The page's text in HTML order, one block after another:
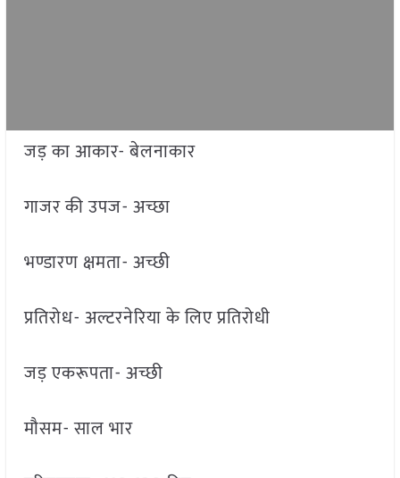
जड़ का आकार- बेलनाकार
गाजर की उपज- अच्छा
भण्डारण क्षमता- अच्छी
प्रतिरोध- अल्टरनेरिया के लिए प्रतिरोधी
जड़ एकरूपता- अच्छी
मौसम- साल भार